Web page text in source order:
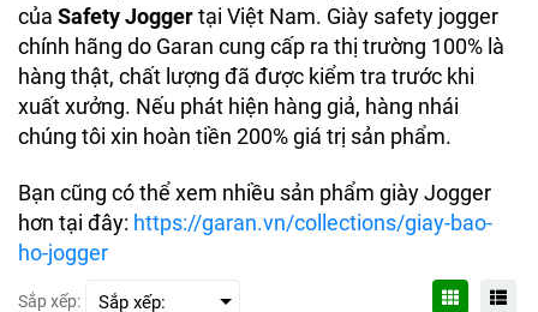
của Safety Joggertại Việt Nam. Giày safety jogger
chính hãng do Garan cung cấp ra thị trường 100% là
hàng thật, chất lượng đã được kiểm tra trước khi
xuất xưởng. Nếu phát hiện hàng giả, hàng nhái
chúng tôi xin hoàn tiền 200% giá trị sản phẩm.
Bạn cũng có thể xem nhiều sản phẩm giày Jogger
hơn tại đây: https://garan.vn/collections/giay-bao-
ho-jogger
Sắp xếp: